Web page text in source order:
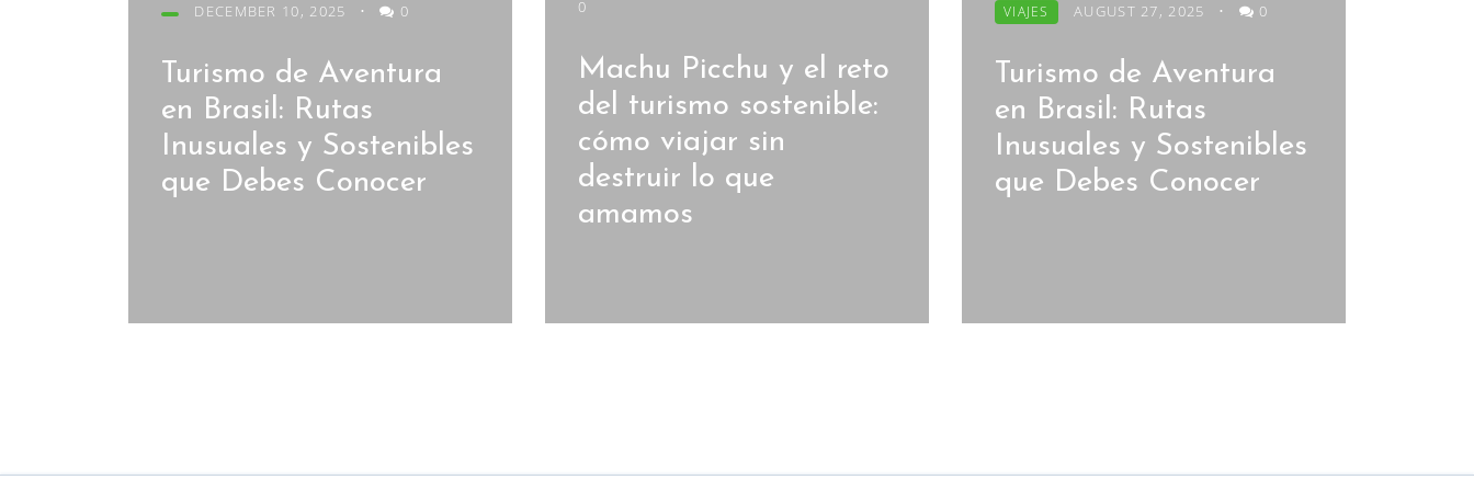
DECEMBER 10, 2025 • 0
Turismo de Aventura
en Brasil: Rutas
Inusuales y Sostenibles
que Debes Conocer
0
Machu Picchu y el reto
del turismo sostenible:
cómo viajar sin
destruir lo que
amamos
VIAJES AUGUST 27, 2025 • 0
Turismo de Aventura
en Brasil: Rutas
Inusuales y Sostenibles
que Debes Conocer